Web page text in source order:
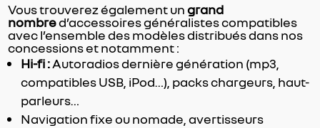
Vous trouverez également ungrand
nombred’accessoires généralistes compatibles
avec l’ensemble des modèles distribués dans nos
concessions et notamment :
Hi-fi :Autoradios dernière génération (mp3,
compatibles USB, iPod…), packs chargeurs, haut-
parleurs…
Navigation fixe ou nomade, avertisseurs